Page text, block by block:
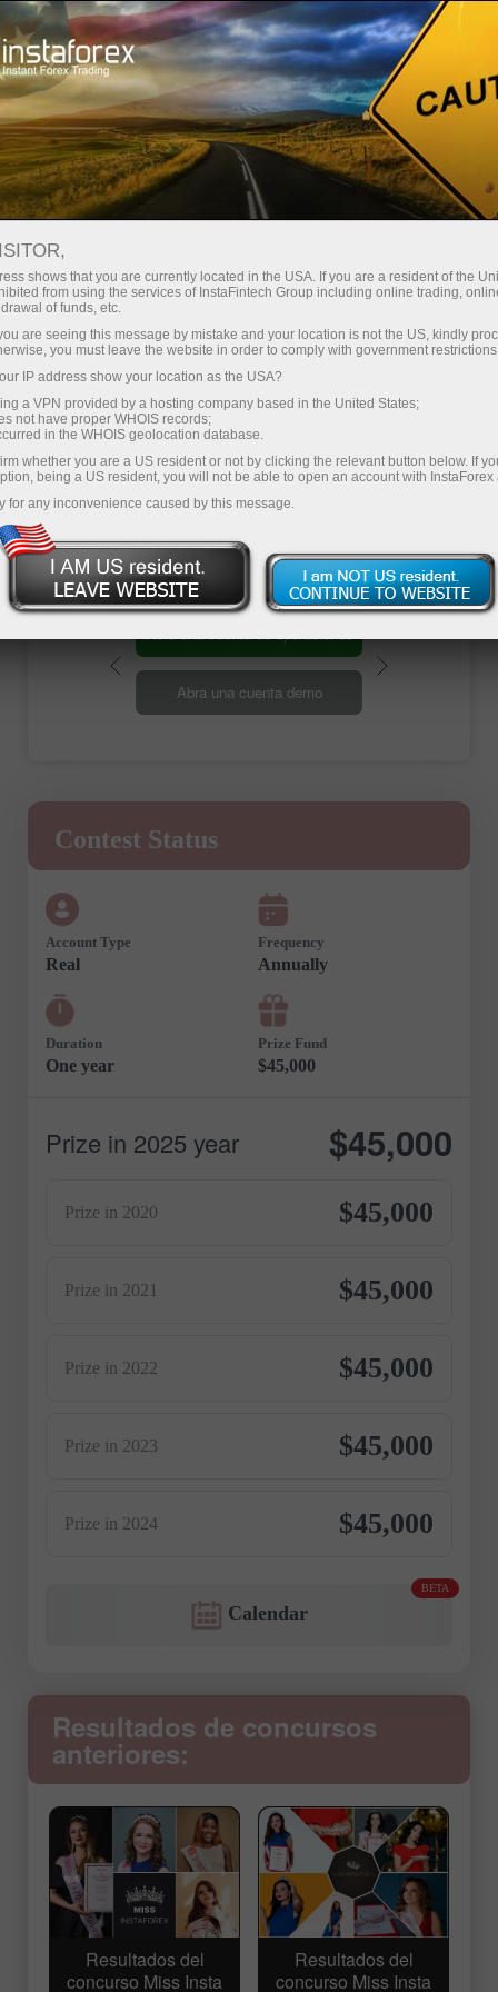
Promotions Contests Miss InstaForex 2025
Miss InstaForex Beauty
Miss InstaForex is an original beauty contest with
an impressive prize fund and a special bonus for
voters. Every year, the most elegant and
charismatic girls from all over the globe compete
for the main prize in this popular online show.
Registration
Abra una cuenta de operaciones
Abra una cuenta demo
Contest Status
Account Type
Real
Frequency
Annually
Duration
One year
Prize Fund
$45,000
$45,000
Prize in 2025 year
Prize in 2020 $45,000
Prize in 2021 $45,000
Prize in 2022 $45,000
Prize in 2023 $45,000
Prize in 2024 $45,000
Calendar
BETA
Resultados de concursos
anteriores:
Resultados del
concurso Miss Insta
Resultados del
concurso Miss Insta
shows that you are currently located in the USA. If you are a resident of the
from using the services of InstaFintech Group including online trading,
of funds, etc.
are seeing this message by mistake and your location is not the US, kindly
you must leave the website in order to comply with government
IP address show your location as the USA?
a VPN provided by a hosting company based in the United States;
not have proper WHOIS records;
in the WHOIS geolocation database.
whether you are a US resident or not by clicking the relevant button below. If
being a US resident, you will not be able to open an account with InstaForex
for any inconvenience caused by this message.